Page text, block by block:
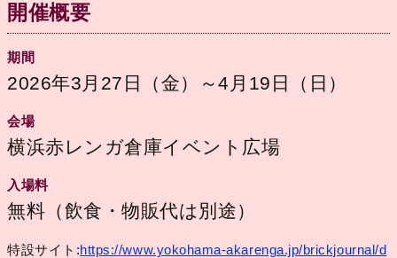
開催概要
期間
2026年3月27日（金）～4月19日（日）
会場
横浜赤レンガ倉庫イベント広場
入場料
無料（飲食・物販代は別途）
特設サイト:https://www.yokohama-akarenga.jp/brickjournal/d